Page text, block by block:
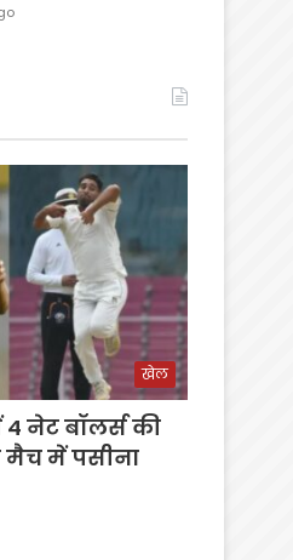
खेल
नेट बॉलर्स की
मैच में पसीना